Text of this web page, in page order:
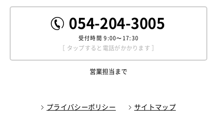
054-204-3005
受付時間9:00〜17:30
［ タップすると電話がかかります ］
営業担当まで
プライバシーポリシー サイトマップ